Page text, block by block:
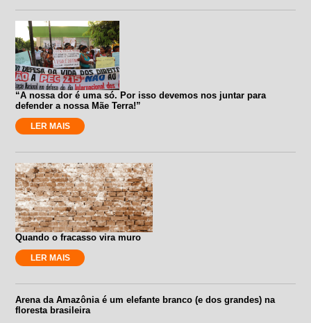
“A nossa dor é uma só. Por isso devemos nos juntar para
defender a nossa Mãe Terra!”
LER MAIS
Quando o fracasso vira muro
LER MAIS
Arena da Amazônia é um elefante branco (e dos grandes) na
floresta brasileira